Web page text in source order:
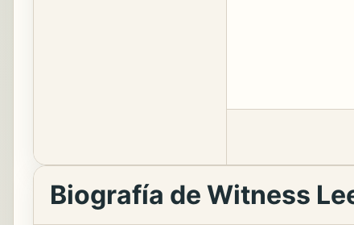
Biografía de Witness